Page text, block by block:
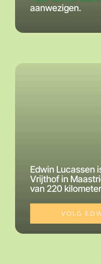
aanwezigen.
Edwin Lucassen
Vrijthof in
van 220
VOLG